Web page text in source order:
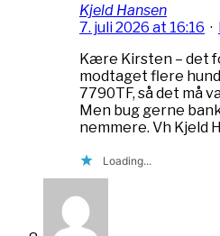
Kjeld Hansen
7. juli 2026 at 16:16 ·
Kære Kirsten – det
modtaget flere
7790TF, så det må
Men bug gerne
nemmere. Vh Kjeld
Loading...